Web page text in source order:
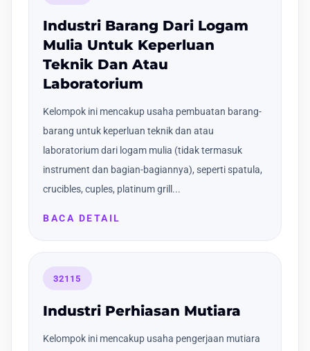
Industri Barang Dari Logam
Mulia Untuk Keperluan
Teknik Dan Atau
Laboratorium
Kelompok ini mencakup usaha pembuatan barang-
barang untuk keperluan teknik dan atau
laboratorium dari logam mulia (tidak termasuk
instrument dan bagian-bagiannya), seperti spatula,
crucibles, cuples, platinum grill...
BACA DETAIL
32115
Industri Perhiasan Mutiara
Kelompok ini mencakup usaha pengerjaan mutiara